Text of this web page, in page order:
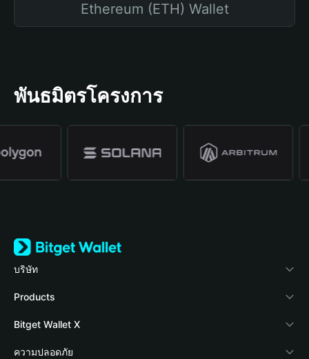
Ethereum (ETH) Wallet
พันธมิตรโครงการ
บริษัท
เกี่ยวกับ Bitget Wallet
Blog
Academy
Products
Crypto Card
Stablecoin Earn
Bitget Wallet X
นักพัฒนา
ความปลอดภัย